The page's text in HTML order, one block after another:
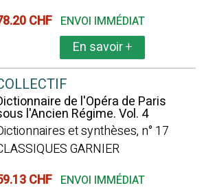
CHF ENVOI IMMÉDIAT
En savoir+
de l'Opéra de Paris
l'Ancien Régime. Vol. 4
et synthèses, n° 17
GARNIER
CHF ENVOI IMMÉDIAT